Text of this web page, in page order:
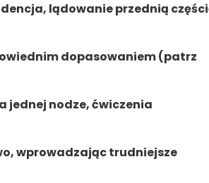
lądowanie przednią
dopasowaniem (patrz
jednej nodze, ćwiczenia
wprowadzając trudniejsze